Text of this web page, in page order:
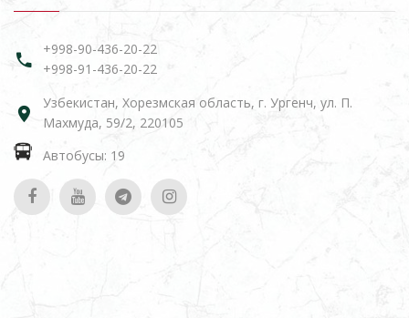
+998-90-436-20-22
+998-91-436-20-22
Узбекистан, Хорезмская область, г. Ургенч, ул. П.
Махмуда, 59/2, 220105
Автобусы: 19